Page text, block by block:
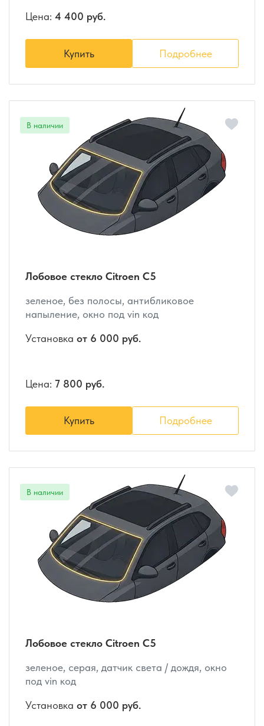
Цена: 4 400 руб.
Купить Подробнее
Лобовое стекло Citroen C5
зеленое, без полосы, антибликовое
напыление, окно под vin код
Установка от 6 000 руб.
Цена: 7 800 руб.
Купить Подробнее
Лобовое стекло Citroen C5
зеленое, серая, датчик света / дождя, окно
под vin код
Установка от 6 000 руб.